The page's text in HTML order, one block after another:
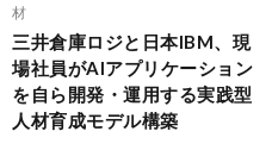
材
三井倉庫ロジと日本IBM、現
場社員がAIアプリケーション
を自ら開発・運用する実践型
人材育成モデル構築